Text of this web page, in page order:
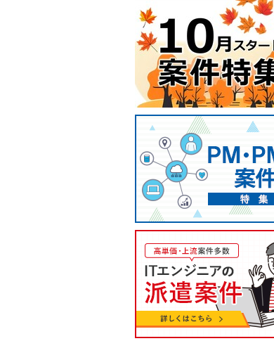
【Java】社内システム保守案件
80万円
WEB/JAVA系システム構築 上流工程
ます。 会計領域の知識がある方。 基
本フルリモート 但し状況により勤務
地での常駐可能性有。